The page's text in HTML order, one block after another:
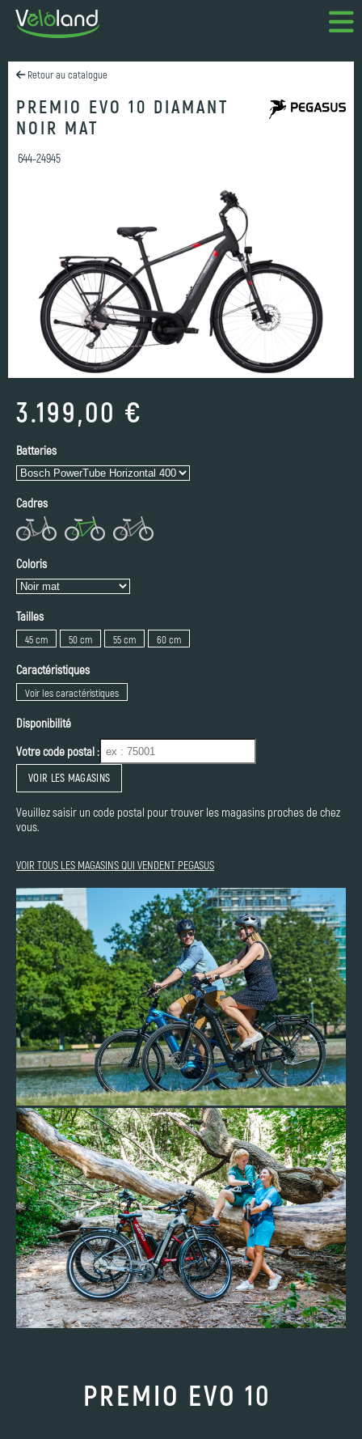
Retour au catalogue
PREMIO EVO 10 DIAMANT
NOIR MAT
644-24945
3.199,00 €
Batteries
Cadres
Coloris
Tailles
45 cm 50 cm 55 cm 60 cm
Caractéristiques
Voir les caractéristiques
Disponibilité
Votre code postal :
VOIR LES MAGASINS
Veuillez saisir un code postal pour trouver les magasins proches de chez
vous.
VOIR TOUS LES MAGASINS QUI VENDENT PEGASUS
PREMIO EVO 10